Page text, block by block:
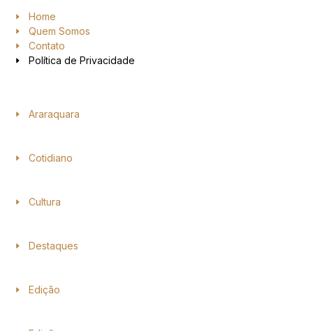
Home
Quem Somos
Contato
Política de Privacidade
Araraquara
Cotidiano
Cultura
Destaques
Edição